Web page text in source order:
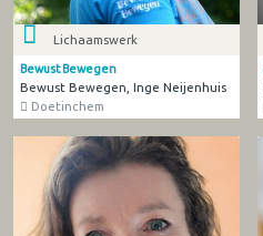
Lichaamswerk
Bewust Bewegen
Bewust Bewegen, Inge Neijenhuis
Doetinchem